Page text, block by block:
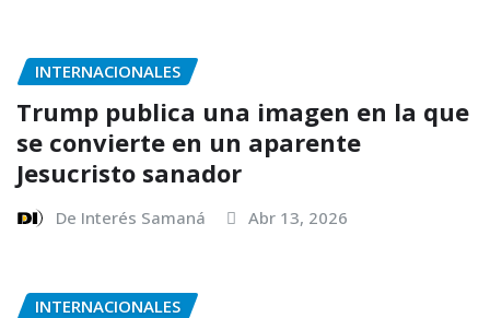
INTERNACIONALES
Trump publica una imagen en la que
se convierte en un aparente
Jesucristo sanador
De Interés Samaná Abr 13, 2026
INTERNACIONALES